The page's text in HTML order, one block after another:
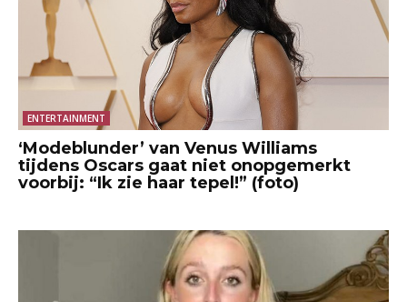
ENTERTAINMENT
‘Modeblunder’ van Venus Williams
tijdens Oscars gaat niet onopgemerkt
voorbij: “Ik zie haar tepel!” (foto)